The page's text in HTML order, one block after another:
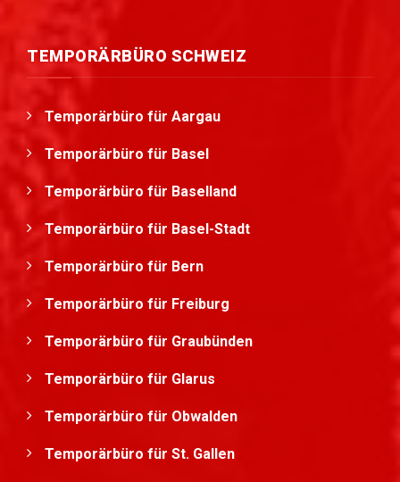
TEMPORÄRBÜRO SCHWEIZ
Temporärbüro für Aargau
Temporärbüro für Basel
Temporärbüro für Baselland
Temporärbüro für Basel-Stadt
Temporärbüro für Bern
Temporärbüro für Freiburg
Temporärbüro für Graubünden
Temporärbüro für Glarus
Temporärbüro für Obwalden
Temporärbüro für St. Gallen